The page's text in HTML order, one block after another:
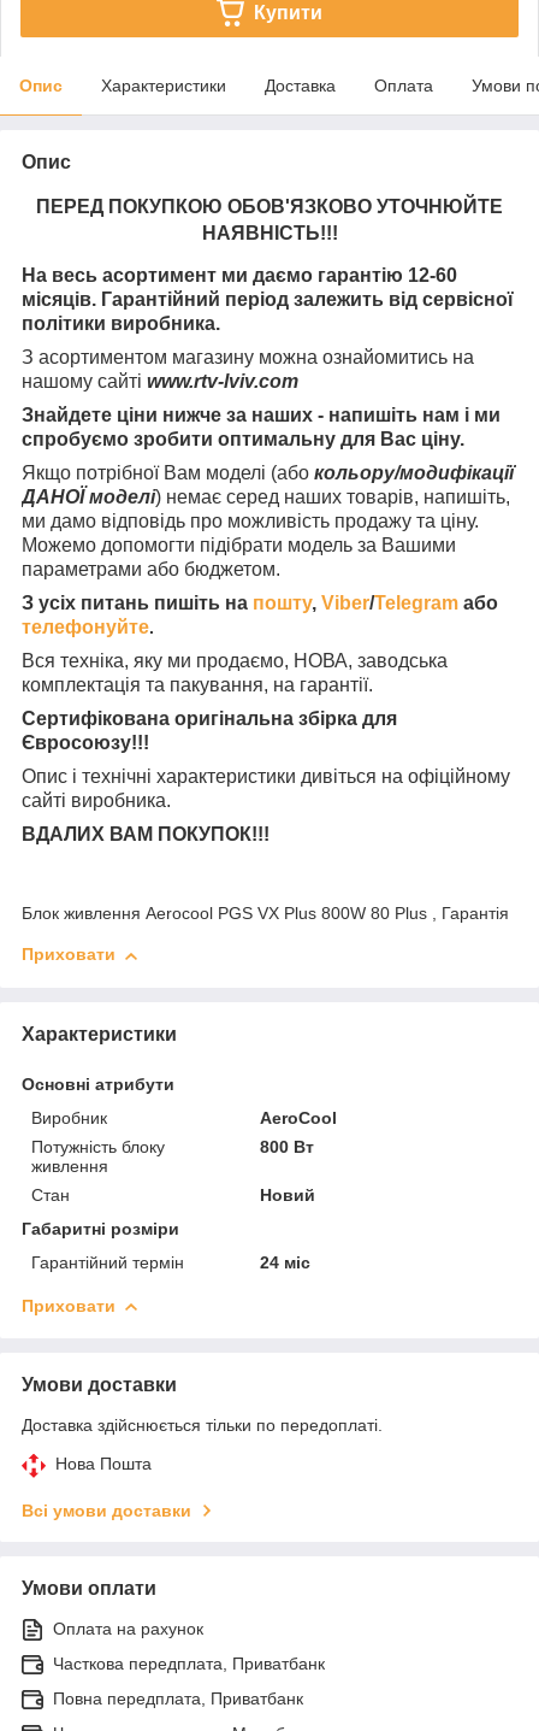
Купити
Опис Характеристики Доставка Оплата Умови
Опис
ПЕРЕД ПОКУПКОЮ ОБОВ'ЯЗКОВО УТОЧНЮЙТЕ
НАЯВНІСТЬ!!!
На весь асортимент ми даємо гарантію 12-60
місяців. Гарантійний період залежить від сервісної
політики виробника.
З асортиментом магазину можна ознайомитись на
нашому сайті www.rtv-lviv.com
Знайдете ціни нижче за наших - напишіть нам і ми
спробуємо зробити оптимальну для Вас ціну.
Якщо потрібної Вам моделі (або кольору/модифікації
ДАНОЇ моделі) немає серед наших товарів, напишіть,
ми дамо відповідь про можливість продажу та ціну.
Можемо допомогти підібрати модель за Вашими
параметрами або бюджетом.
З усіх питань пишіть на пошту, Viber/Telegram або
телефонуйте.
Вся техніка, яку ми продаємо, НОВА, заводська
комплектація та пакування, на гарантії.
Сертифікована оригінальна збірка для
Євросоюзу!!!
Опис і технічні характеристики дивіться на офіційному
сайті виробника.
ВДАЛИХ ВАМ ПОКУПОК!!!
Блок живлення Aerocool PGS VX Plus 800W 80 Plus , Гарантія
Приховати
Характеристики
Основні атрибути
Виробник
AeroCool
Потужність блоку
живлення
800 Вт
Стан
Новий
Габаритні розміри
Гарантійний термін
24 міс
Приховати
Умови доставки
Доставка здійснюється тільки по передоплаті.
Нова Пошта
Всі умови доставки
Умови оплати
Оплата на рахунок
Часткова передплата, Приватбанк
Повна передплата, Приватбанк